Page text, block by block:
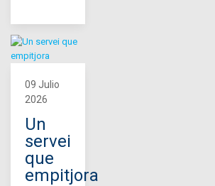
09 Julio
2026
Un
servei
que
empitjora